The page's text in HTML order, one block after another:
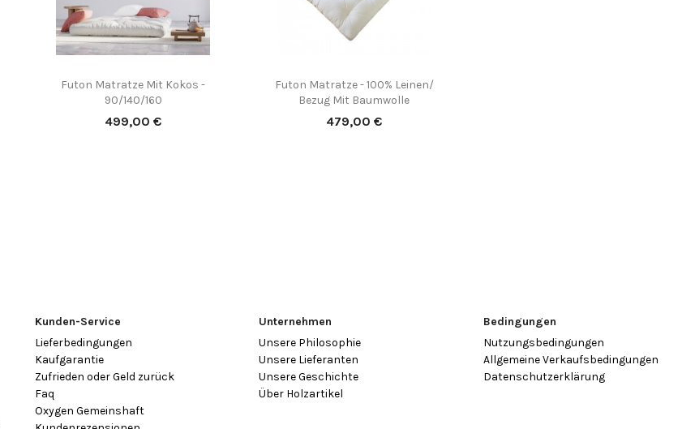
Futon Matratze Mit Kokos -
90/140/160
Preis
499,00 €
(2)
Vorschau
Futon Matratze - 100% Leinen/
Bezug Mit Baumwolle
Preis
479,00 €
Vorschau
Kunden-Service
Lieferbedingungen
Kaufgarantie
Zufrieden oder Geld zurück
Faq
Oxygen Gemeinshaft
Unternehmen
Unsere Philosophie
Unsere Lieferanten
Unsere Geschichte
Über Holzartikel
Bedingungen
Nutzungsbedingungen
Allgemeine Verkaufsbedingungen
Datenschutzerklärung